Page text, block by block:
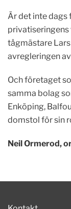
Är det inte dags
privatiseringens
tågmästare
avregleringen
Och företaget
samma bolag
Enköping,
domstol för sin
Neil Ormerod,